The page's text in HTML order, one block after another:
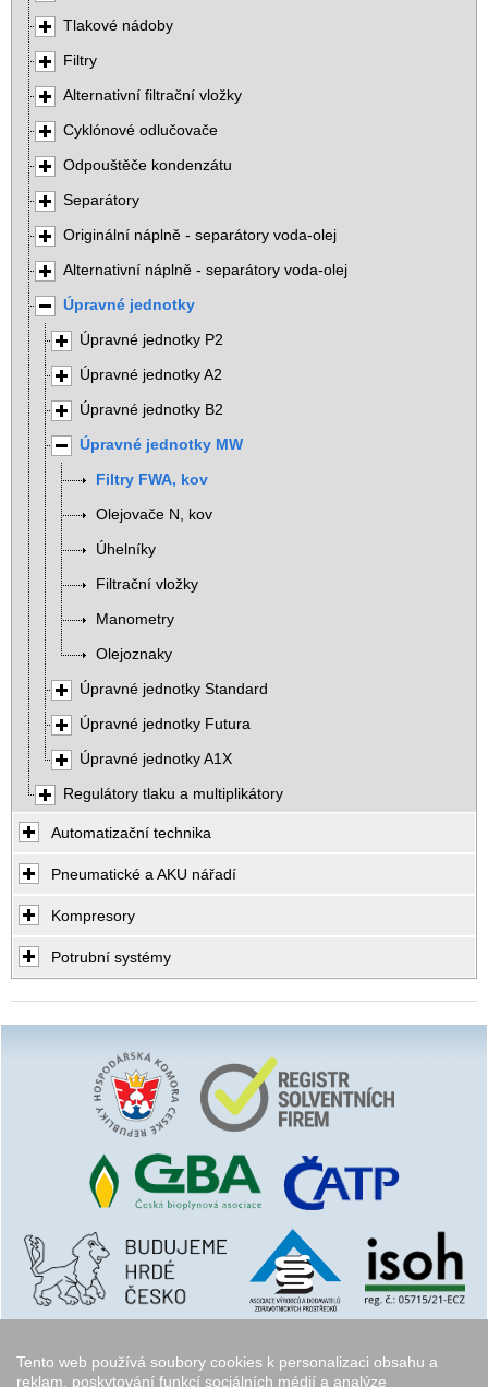
Tento web používá soubory cookies k personalizaci obsahu a
reklam, poskytování funkcí sociálních médií a analýze
Tlakové nádoby
Filtry
Alternativní filtrační vložky
Cyklónové odlučovače
Odpouštěče kondenzátu
Separátory
Originální náplně - separátory voda-olej
Alternativní náplně - separátory voda-olej
Úpravné jednotky
Úpravné jednotky P2
Úpravné jednotky A2
Úpravné jednotky B2
Úpravné jednotky MW
Filtry FWA, kov
Olejovače N, kov
Úhelníky
Filtrační vložky
Manometry
Olejoznaky
Úpravné jednotky Standard
Úpravné jednotky Futura
Úpravné jednotky A1X
Regulátory tlaku a multiplikátory
Automatizační technika
Pneumatické a AKU nářadí
Kompresory
Potrubní systémy